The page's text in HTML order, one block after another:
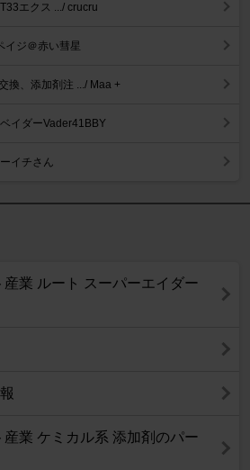
エクス .../ crucru
イジ＠赤い彗星
換、添加剤注 .../ Maa +
イダーVader41BBY
イチさん
業 ルート スーパーエイダー
業 ケミカル系 添加剤のパー